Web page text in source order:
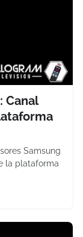
Canal
Samsung
la plataforma